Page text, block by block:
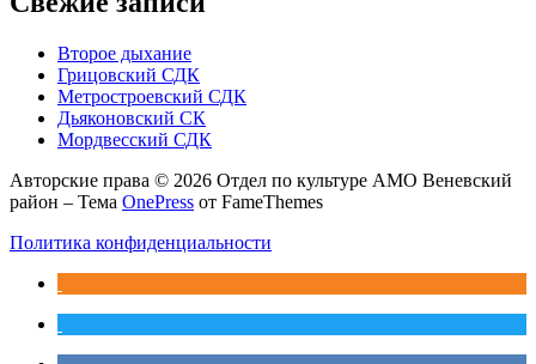
Второе дыхание
Грицовский СДК
Метростроевский СДК
Дьяконовский СК
Мордвесский СДК
Авторские права © 2026 Отдел по культуре АМО Веневский
район – Тема OnePress от FameThemes
Политика конфиденциальности